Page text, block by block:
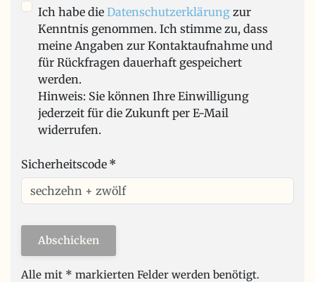
Ich habe die Datenschutzerklärung zur
Kenntnis genommen. Ich stimme zu, dass
meine Angaben zur Kontaktaufnahme und
für Rückfragen dauerhaft gespeichert
werden.
Hinweis: Sie können Ihre Einwilligung
jederzeit für die Zukunft per E-Mail
widerrufen.
Sicherheitscode *
Abschicken
Alle mit * markierten Felder werden benötigt.